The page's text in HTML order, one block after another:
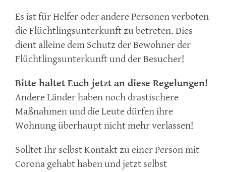
Es ist für Helfer oder andere Personen verboten
die Flüchtlingsunterkunft zu betreten. Dies
dient alleine dem Schutz der Bewohner der
Flüchtlingsunterkunft und der Besucher!
Bitte haltet Euch jetzt an diese Regelungen!
Andere Länder haben noch drastischere
Maßnahmen und die Leute dürfen ihre
Wohnung überhaupt nicht mehr verlassen!
Solltet Ihr selbst Kontakt zu einer Person mit
Corona gehabt haben und jetzt selbst